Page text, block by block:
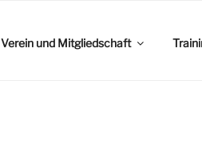
Verein und Mitgliedschaft